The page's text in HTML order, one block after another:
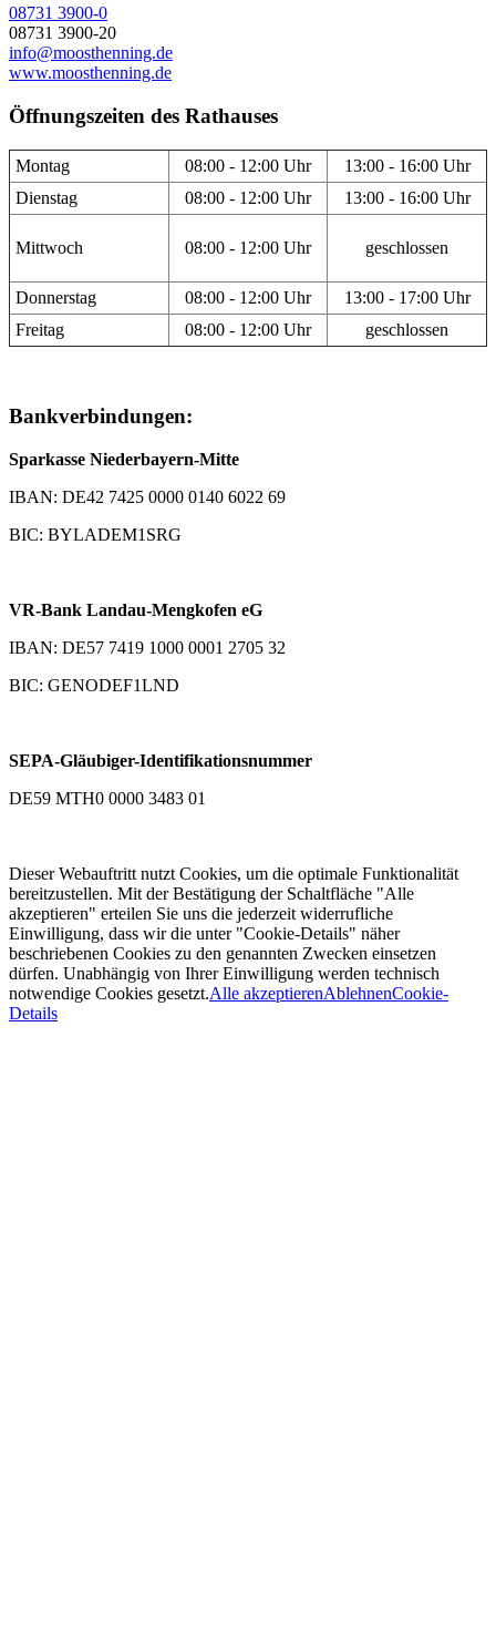
08731 3900-0
08731 3900-20
info@moosthenning.de
www.moosthenning.de
Öffnungszeiten des Rathauses
Montag 08:00 - 12:00 Uhr
13:00 - 16:00 Uhr
Dienstag
08:00 - 12:00 Uhr 13:00 - 16:00 Uhr
Mittwoch 08:00 - 12:00 Uhr geschlossen
Donnerstag 08:00 - 12:00 Uhr
13:00 - 17:00 Uhr
Freitag
08:00 - 12:00 Uhr geschlossen
Bankverbindungen:
Sparkasse Niederbayern-Mitte
IBAN: DE42 7425 0000 0140 6022 69
BIC: BYLADEM1SRG
VR-Bank Landau-Mengkofen eG
IBAN: DE57 7419 1000 0001 2705 32
BIC: GENODEF1LND
SEPA-Gläubiger-Identifikationsnummer
DE59 MTH0 0000 3483 01
Dieser Webauftritt nutzt Cookies, um die optimale Funktionalität
bereitzustellen. Mit der Bestätigung der Schaltfläche "Alle
akzeptieren" erteilen Sie uns die jederzeit widerrufliche
Einwilligung, dass wir die unter "Cookie-Details" näher
beschriebenen Cookies zu den genannten Zwecken einsetzen
dürfen. Unabhängig von Ihrer Einwilligung werden technisch
notwendige Cookies gesetzt.Alle akzeptierenAblehnenCookie-
Details